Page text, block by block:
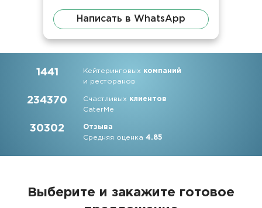
Написать в WhatsApp
1441 Кейтеринговых компаний
и ресторанов
234370 Счастливых клиентов
CaterMe
30302
Отзыва
Средняя оценка4.85
Выберите и закажите готовое